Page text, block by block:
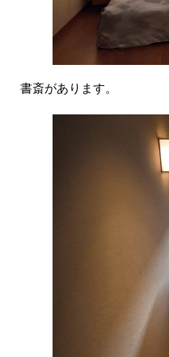
書斎があります。